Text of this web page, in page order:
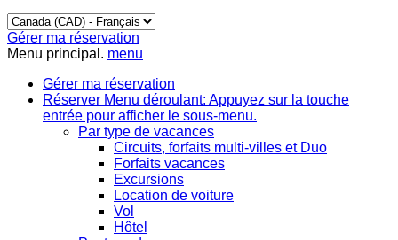
Gérer ma réservation
Menu principal. menu
Gérer ma réservation
Réserver Menu déroulant: Appuyez sur la touche
entrée pour afficher le sous-menu.
Par type de vacances
Circuits, forfaits multi-villes et Duo
Forfaits vacances
Excursions
Location de voiture
Vol
Hôtel